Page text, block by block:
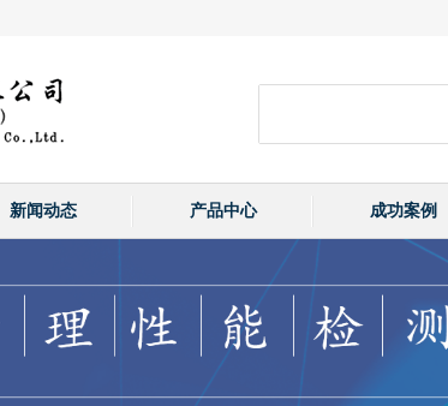
新闻动态 产品中心 成功案例